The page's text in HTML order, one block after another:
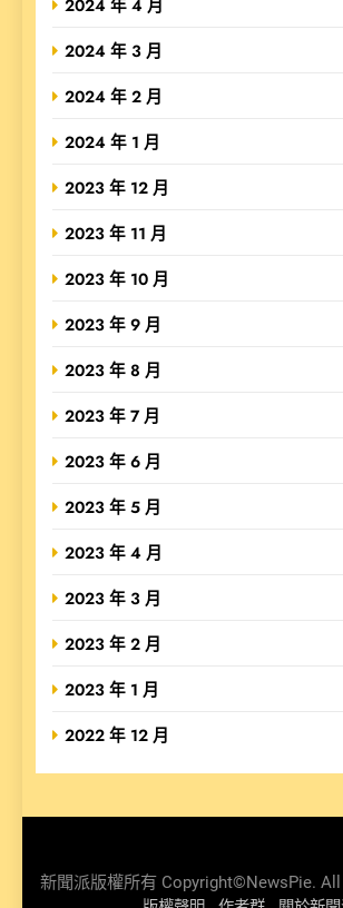
2024 年 4 月
2024 年 3 月
2024 年 2 月
2024 年 1 月
2023 年 12 月
2023 年 11 月
2023 年 10 月
2023 年 9 月
2023 年 8 月
2023 年 7 月
2023 年 6 月
2023 年 5 月
2023 年 4 月
2023 年 3 月
2023 年 2 月
2023 年 1 月
2022 年 12 月
新聞派版權所有 Copyright©NewsPie.